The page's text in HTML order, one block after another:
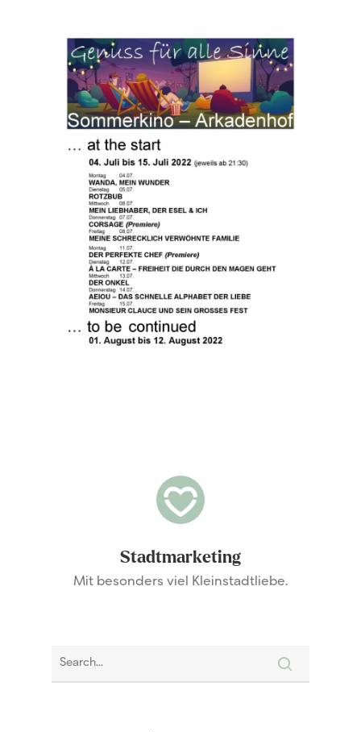
Stadtmarketing
Mit besonders viel Kleinstadtliebe.